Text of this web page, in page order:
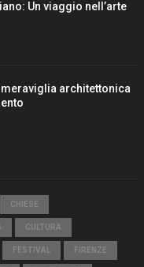
Un viaggio nell’arte
meraviglia architettonica
CHIESE
CULTURA
FESTIVAL FIRENZE